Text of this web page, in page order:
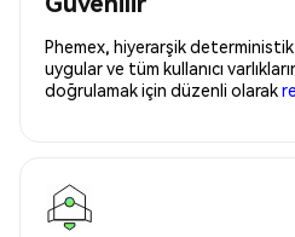
Phemex, hiyerarşik
uygular ve tüm kullanıcı
doğrulamak için düzenli olarak